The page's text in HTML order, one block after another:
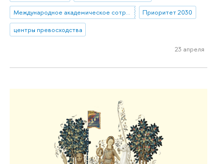
Международное академическое сотрудничество
Приоритет 2030
центры превосходства
23 апреля